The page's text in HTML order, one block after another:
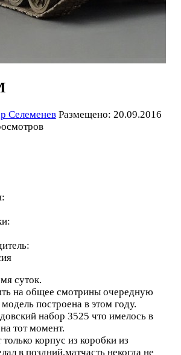
Селеменев Размещено: 20.09.2016
суток.
на общее смотрины очередную
построена в этом году.
набор 3525 что имелось в
тот момент.
корпус из коробки из
в поздний,матчасть некогда не